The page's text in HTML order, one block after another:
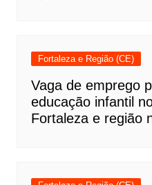
Fortaleza e Região (CE)
Vaga de emprego
educação infantil
Fortaleza e região